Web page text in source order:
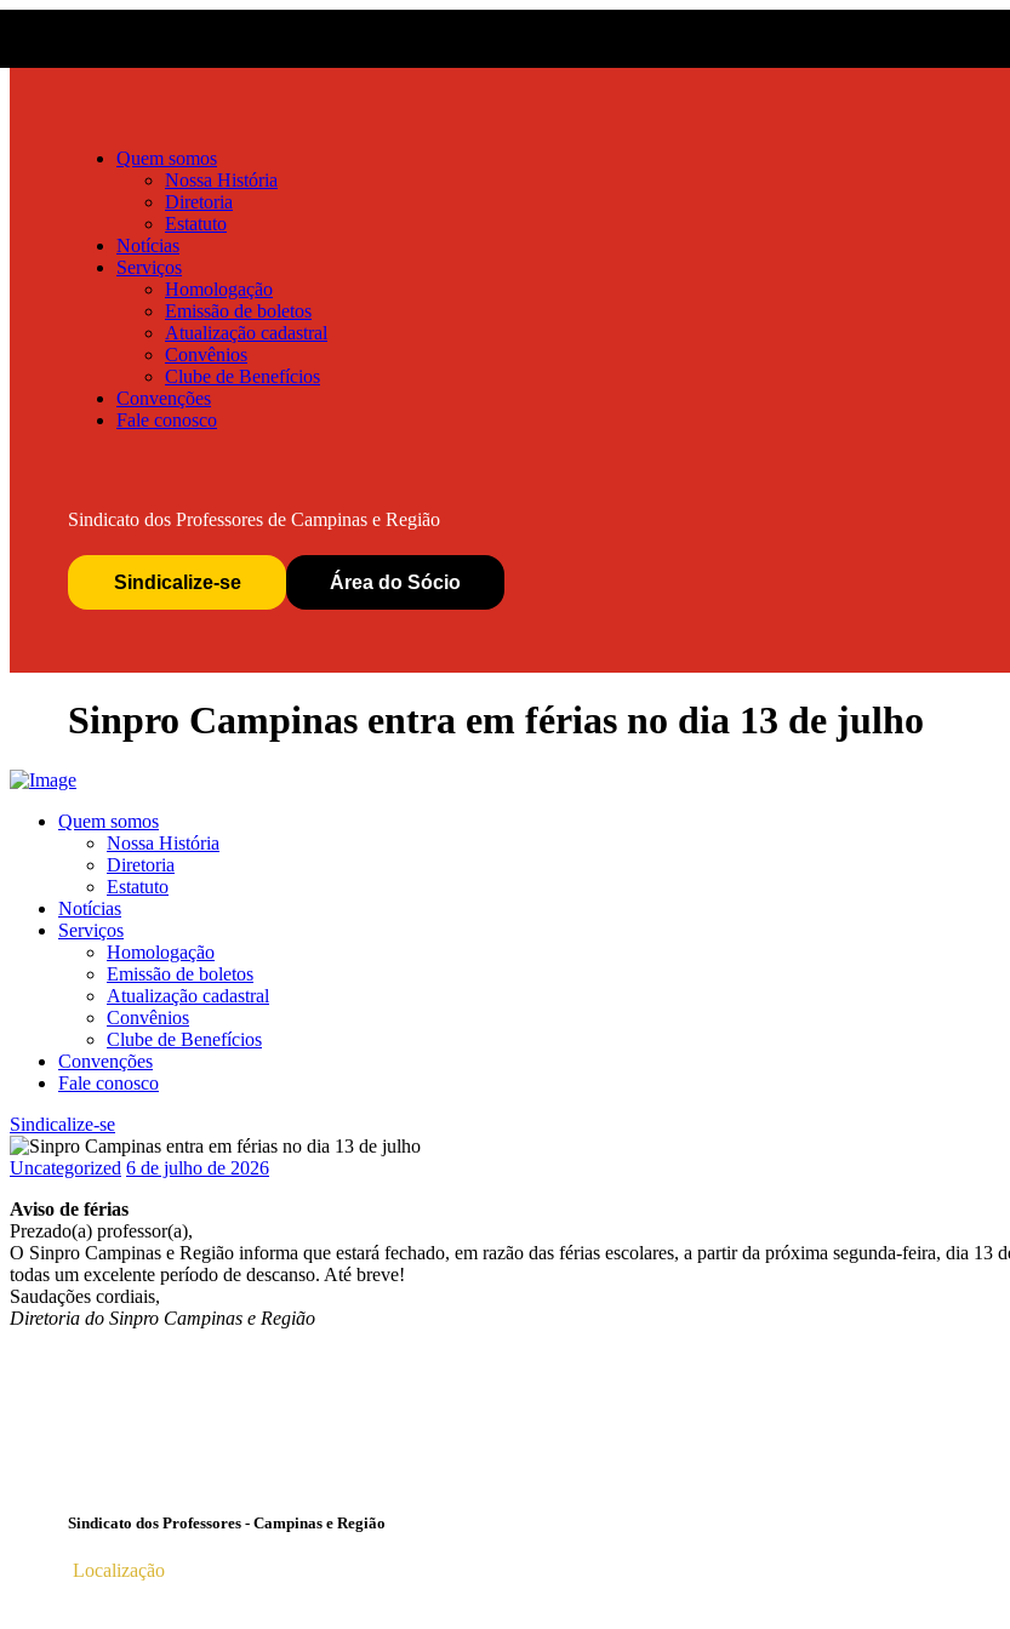
Quem somos
Nossa História
Diretoria
Estatuto
Notícias
Serviços
Homologação
Emissão de boletos
Atualização cadastral
Convênios
Clube de Benefícios
Convenções
Fale conosco
Sindicato dos Professores de Campinas e Região
Sindicalize-se Área do Sócio
Sinpro Campinas entra em férias no dia 13 de julho
Quem somos
Nossa História
Diretoria
Estatuto
Notícias
Serviços
Homologação
Emissão de boletos
Atualização cadastral
Convênios
Clube de Benefícios
Convenções
Fale conosco
Sindicalize-se
Uncategorized 6 de julho de 2026
Aviso de férias
Prezado(a) professor(a),
O Sinpro Campinas e Região informa que estará fechado, em razão das férias escolares, a partir da próxima segunda-feira, dia 13
todas um excelente período de descanso. Até breve!
Saudações cordiais,
Diretoria do Sinpro Campinas e Região
Sindicato dos Professores - Campinas e Região
Localização